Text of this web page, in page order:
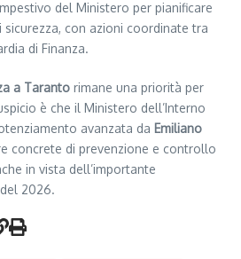
del Ministero per pianificare
con azioni coordinate tra
di Finanza.
a Taranto rimane una priorità per
è che il Ministero dell’Interno
avanzata da Emiliano
concrete di prevenzione e controllo
in vista dell’importante
2026.